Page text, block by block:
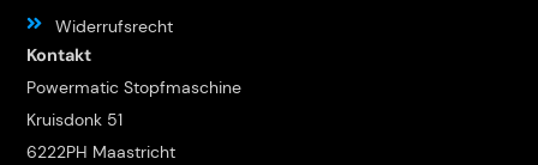
Widerrufsrecht
Kontakt
Powermatic Stopfmaschine
Kruisdonk 51
6222PH Maastricht